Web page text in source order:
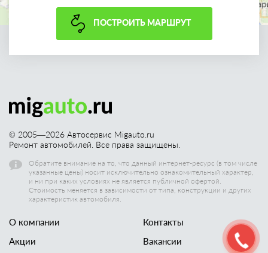
ПОСТРОИТЬ МАРШРУТ
© 2005—2026 Автосервис Migauto.ru
Ремонт автомобилей. Все права защищены.
Обратите внимание на то, что данный интернет-ресурс (в том числе
указанные цены) носит исключительно ознакомительный характер,
и ни при каких условиях не является публичной офертой.
Стоимость меняется в зависимости от типа, конструкции и других
характеристик автомобиля.
О компании
Акции
Контакты
Вакансии